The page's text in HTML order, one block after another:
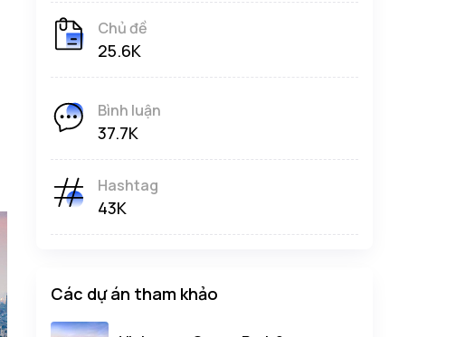
Chủ đề
25.6K
Bình luận
37.7K
Hashtag
43K
Các dự án tham khảo